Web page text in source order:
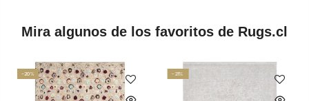
Mira algunos de los favoritos de Rugs.cl
-20% -21%